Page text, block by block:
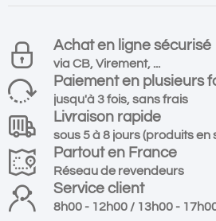
Achat en ligne sécurisé
via CB, Virement, ...
Paiement en plusieurs
jusqu'à 3 fois, sans frais
Livraison rapide
sous 5 à 8 jours (produits en
Partout en France
Réseau de revendeurs
Service client
8h00 - 12h00 / 13h00 -